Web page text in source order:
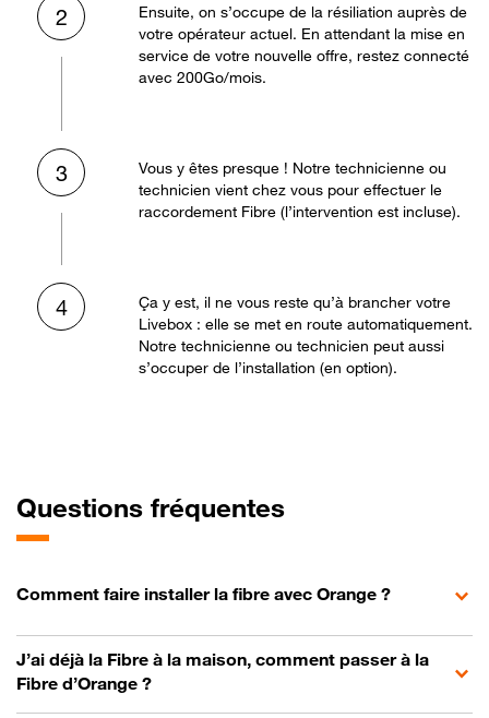
2
Ensuite, on s’occupe de la résiliation auprès de
votre opérateur actuel. En attendant la mise en
service de votre nouvelle offre, restez connecté
avec 200Go/mois.
3
Vous y êtes presque ! Notre technicienne ou
technicien vient chez vous pour effectuer le
raccordement Fibre (l’intervention est incluse).
4
Ça y est, il ne vous reste qu’à brancher votre
Livebox : elle se met en route automatiquement.
Notre technicienne ou technicien peut aussi
s’occuper de l’installation (en option).
Questions fréquentes
Comment faire installer la fibre avec Orange ?
J’ai déjà la Fibre à la maison, comment passer à la
Fibre d’Orange ?